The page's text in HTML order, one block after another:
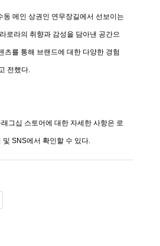
동 메인 상권인 연무장길에서 선보이는
로라의 취향과 감성을 담아낸 공간으
츠를 통해 브랜드에 대한 다양한 경험
전했다.
래그십 스토어에 대한 자세한 사항은 로
및 SNS에서 확인할 수 있다.